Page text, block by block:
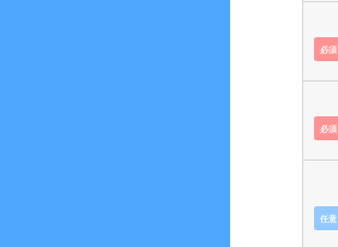
必須
必須
任意